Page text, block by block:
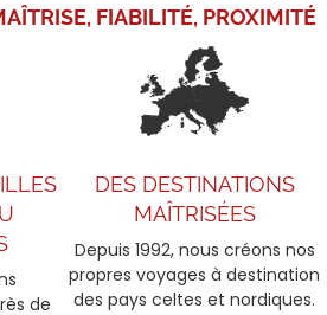
FIABILITÉ, PROXIMITÉ
de
DES DESTINATIONS
MAÎTRISÉES
Depuis 1992, nous créons nos
propres voyages à destination
des pays celtes et nordiques.